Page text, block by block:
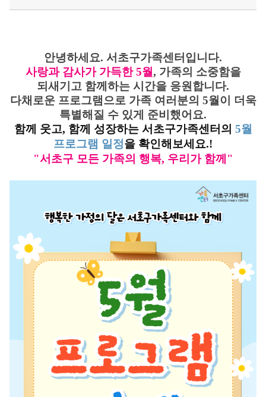
안녕하세요. 서초구가족센터입니다.
사랑과 감사가 가득한 5월, 가족의 소중함을
되새기고 함께하는 시간을 응원합니다.
다채로운 프로그램으로 가족 여러분의 5월이 더욱
특별해질 수 있게 준비했어요.
함께 웃고, 함께 성장하는 서초구가족센터의 5월
프로그램 일정을 확인해보세요.!
"서초구 모든 가족의 행복, 우리가 함께"